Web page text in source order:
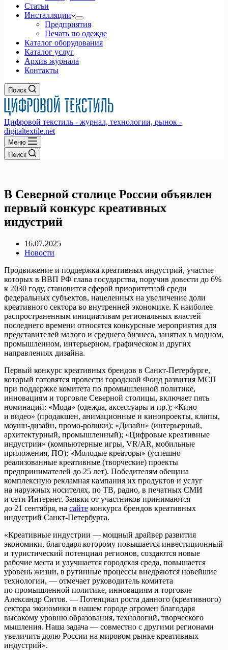
Статьи
Инсталляции
Предприятия
Печать по одежде
Каталог оборудования
Каталог услуг
Архив журнала
Контакты
Поиск
Цифровой текстиль - журнал, технологии, рынок -
digitaltextile.net
Меню
Поиск
В Северной столице России объявлен
первый конкурс креативных
индустрий
16.07.2025
Новости
Продвижение и поддержка креативных индустрий, участие
которых в ВВП РФ глава государства, поручив довести до 6%
к 2030 году, становится сферой приоритетной среди
федеральных субъектов, нацеленных на увеличение доли
креативного сектора во внутренней экономике. К наиболее
распространенным инициативам региональных властей
последнего времени относятся конкурсные мероприятия для
представителей малого и среднего бизнеса, занятых в модном,
промышленном, интерьерном, графическом и других
направлениях дизайна.
Первый конкурс креативных брендов в Санкт-Петербурге,
который готовятся провести городской Фонд развития МСП
при поддержке комитета по промышленной политике,
инновациям и торговле Северной столицы, включает пять
номинаций: «Мода» (одежда, аксессуары и пр.); «Кино
и видео» (продакшен, анимационные и кинопроекты, клипы,
моушн-дизайн, промо-ролики); «Дизайн» (интерьерный,
архитектурный, промышленный); «Цифровые креативные
индустрии» (компьютерные игры, VR/AR, мобильные
приложения, ПО); «Молодые креаторы» (успешно
реализованные креативные (творческие) проекты
предпринимателей до 25 лет). Победителям обещана
комплексную рекламная кампания их продуктов и услуг
на наружных носителях, по ТВ, радио, в печатных СМИ
и сети Интернет. Заявки от участников принимаются
до 21 сентября, на сайте конкурса брендов креативных
индустрий Санкт‑Петербурга.
«Креативные индустрии — мощный драйвер развития
экономики, благодаря которому повышается инвестиционный
и туристический потенциал регионов, создаются новые
рабочие места и улучшается городская среда, повышается
уровень жизни, в рутинные процессы внедряются новейшие
технологии, — отмечает руководитель комитета
по промышленной политике, инновациям и торговле
Александр Ситов. — Потенциал роста данного (креативного)
сектора экономики в нашем городе огромен благодаря
высокому уровню образования, технологий, творческого
мышления. Наша задача — совместно с другими регионами
увеличить долю России на мировом рынке креативных
индустрий».